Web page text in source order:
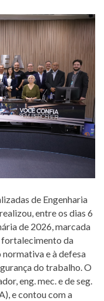
de Engenharia
entre os dias 6
de 2026, marcada
da
e à defesa
do trabalho. O
eng. mec. e de seg.
e contou com a